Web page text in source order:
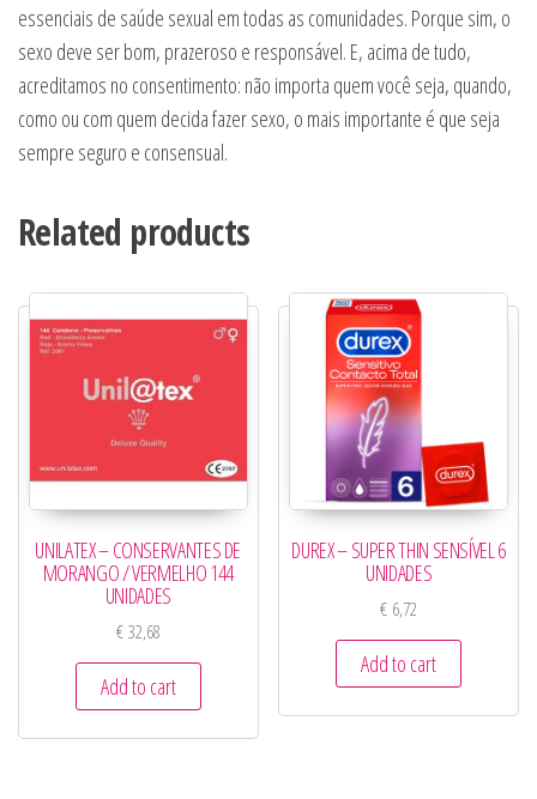
essenciais de saúde sexual em todas as comunidades. Porque sim, o
sexo deve ser bom, prazeroso e responsável. E, acima de tudo,
acreditamos no consentimento: não importa quem você seja, quando,
como ou com quem decida fazer sexo, o mais importante é que seja
sempre seguro e consensual.
Related products
UNILATEX – CONSERVANTES DE
MORANGO / VERMELHO 144
UNIDADES
€32,68
Add to cart
DUREX – SUPER THIN SENSÍVEL 6
UNIDADES
€ 6,72
Add to cart